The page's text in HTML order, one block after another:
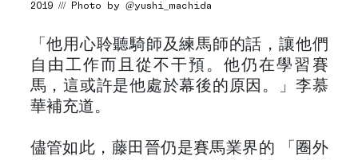
2019 /// Photo by @yushi_machida
「他用心聆聽騎師及練馬師的話，讓他們
自由工作而且從不干預。他仍在學習賽
馬，這或許是他處於幕後的原因。」李慕
華補充道。
儘管如此，藤田晉仍是賽馬業界的 「圈外